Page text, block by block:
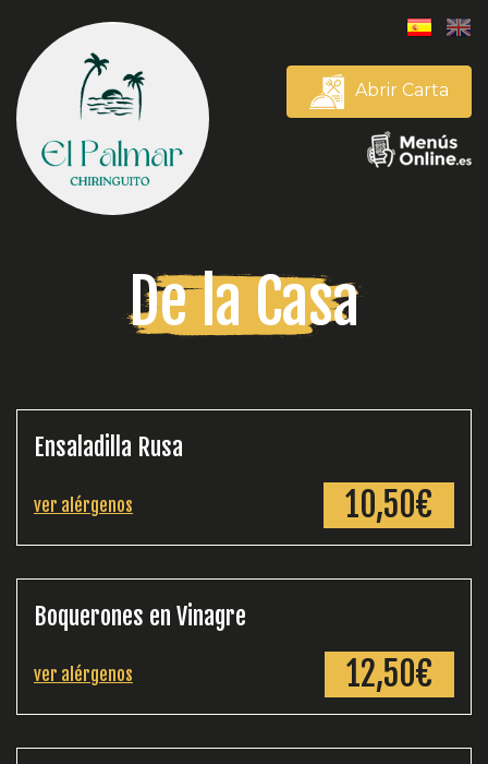
Abrir Carta
De la Casa
Ensaladilla Rusa
ver alérgenos 10,50€
Boquerones en Vinagre
ver alérgenos 12,50€